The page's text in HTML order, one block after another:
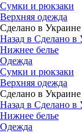
Сумки и рюкзаки
Верхняя одежда
Сделано в
Назад в Сделано в
Нижнее белье
Одежда
Сумки и рюкзаки
Верхняя одежда
Сделано в
Назад в Сделано в
Нижнее белье
Одежда